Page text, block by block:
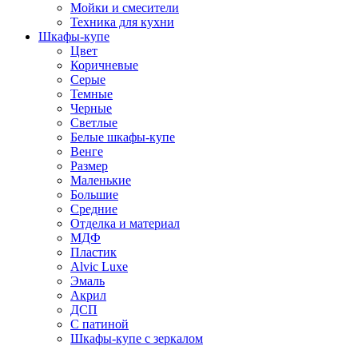
Мойки и смесители
Техника для кухни
Шкафы-купе
Цвет
Коричневые
Серые
Темные
Черные
Светлые
Белые шкафы-купе
Венге
Размер
Маленькие
Большие
Средние
Отделка и материал
МДФ
Пластик
Alvic Luxe
Эмаль
Акрил
ДСП
С патиной
Шкафы-купе с зеркалом